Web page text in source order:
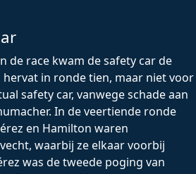
de race kwam de safety car de
hervat in ronde tien, maar niet voor
safety car, vanwege schade aan
In de veertiende ronde
en Hamilton waren
waarbij ze elkaar voorbij
was de tweede poging van